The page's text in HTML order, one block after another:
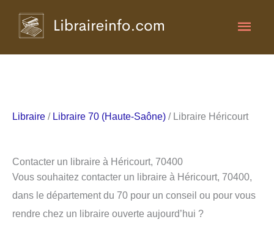
Libraire / Libraire 70 (Haute-Saône) / Libraire Héricourt
Contacter un libraire à Héricourt, 70400
Vous souhaitez contacter un libraire à Héricourt, 70400,
dans le département du 70 pour un conseil ou pour vous
rendre chez un libraire ouverte aujourd’hui ?